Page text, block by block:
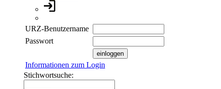
URZ-Benutzername
Passwort
Informationen zum Login
Stichwortsuche: